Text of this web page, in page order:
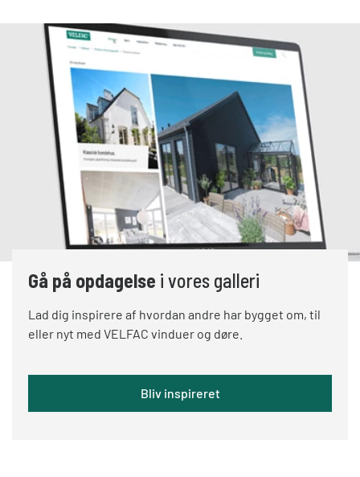
Gå på opdagelse i vores galleri
Lad dig inspirere af hvordan andre har bygget om, til
eller nyt med VELFAC vinduer og døre.
Bliv inspireret